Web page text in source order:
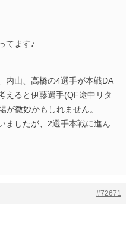
てます♪
内山、高橋の4選手が本戦DA
えると伊藤選手(QF途中リタ
が微妙かもしれません。
ましたが、2選手本戦に進ん
#72671